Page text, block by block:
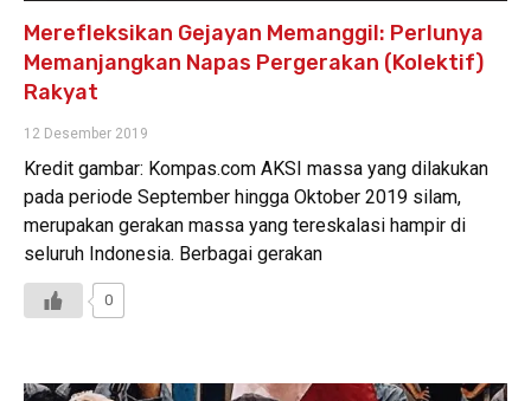
Merefleksikan Gejayan Memanggil: Perlunya
Memanjangkan Napas Pergerakan (Kolektif)
Rakyat
12 Desember 2019
Kredit gambar: Kompas.com AKSI massa yang dilakukan
pada periode September hingga Oktober 2019 silam,
merupakan gerakan massa yang tereskalasi hampir di
seluruh Indonesia. Berbagai gerakan
0